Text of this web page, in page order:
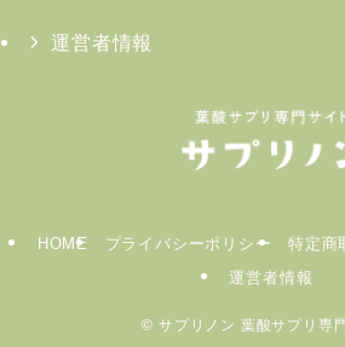
運営者情報
HOME プライバシーポリシー 特定商
運営者情報
© サプリノン 葉酸サプリ専